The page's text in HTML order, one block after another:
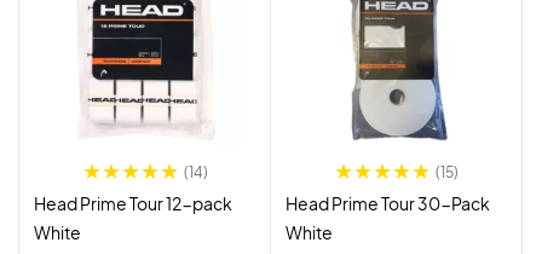
(14)
Head Prime Tour 12-pack
White
(15)
Head Prime Tour 30-Pack
White